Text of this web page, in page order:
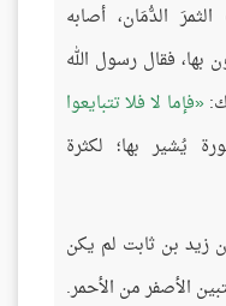
الدُّمَان، أصابه
فقال رسول الله
فإما لا فلا تتبايعوا
يُشير بها؛ لكثرة
زيد بن ثابت لم يكن
الأصفر من الأحمر.